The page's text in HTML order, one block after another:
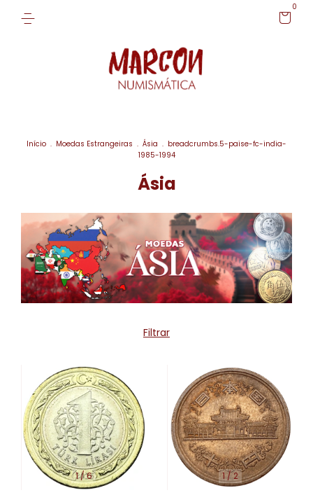
0
Início . Moedas Estrangeiras . Ásia . breadcrumbs.5-paise-fc-india-
1985-1994
Ásia
Filtrar
1/6 1/2